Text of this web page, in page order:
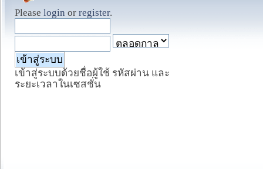
Please login or register.
เข้าสู่ระบบด้วยชื่อผู้ใช้ รหัสผ่าน และ
ระยะเวลาในเซสชั่น